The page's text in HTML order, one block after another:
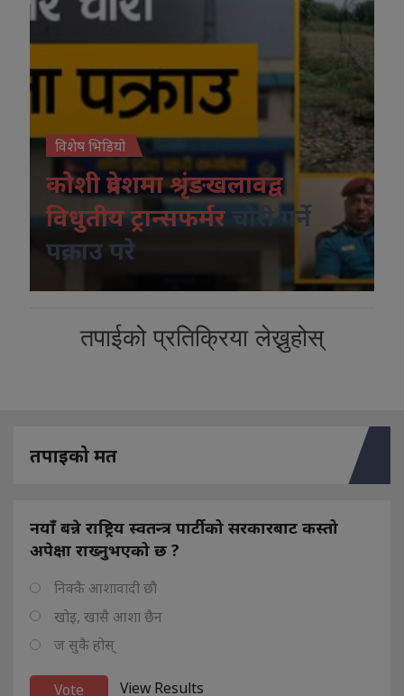
विशेष भिडियो
कोशी प्रदेशमा श्रृंङखलावद्व
विधुतीय ट्रान्सफर्मर
चोरी गर्ने
पक्राउ परे
तपाईको प्रतिक्रिया लेख्नुहोस्
तपाइको मत
नयाँ बन्ने राष्ट्रिय स्वतन्त्र पार्टीको सरकारबाट कस्तो
अपेक्षा राख्नुभएको छ ?
निक्कै आशावादी छौ
खोइ, खासै आशा छैन
ज सुकै होस्
View Results